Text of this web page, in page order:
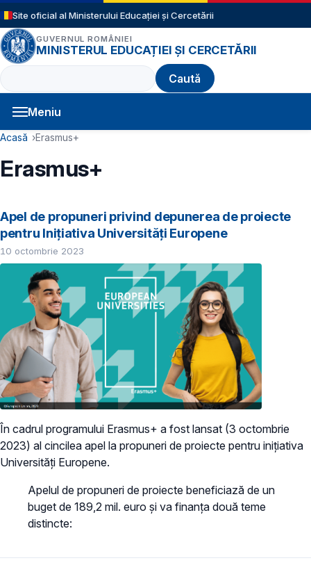
Sari la conținutul principal
Site oficial al Ministerului Educației și Cercetării
GUVERNUL ROMÂNIEI
MINISTERUL EDUCAȚIEI ȘI CERCETĂRII
Caută
Meniu
Navigație principală
Cale de navigare
Acasă Erasmus+
Erasmus+
Apel de propuneri privind depunerea de proiecte
pentru Inițiativa Universități Europene
10 octombrie 2023
În cadrul programului Erasmus+ a fost lansat (3 octombrie
2023) al cincilea apel la propuneri de proiecte pentru inițiativa
Universități Europene.
Apelul de propuneri de proiecte beneficiază de un
buget de 189,2 mil. euro și va finanța două teme
distincte: